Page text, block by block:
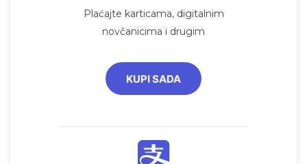
Plaćajte karticama, digitalnim
novčanicima i drugim
KUPI SADA